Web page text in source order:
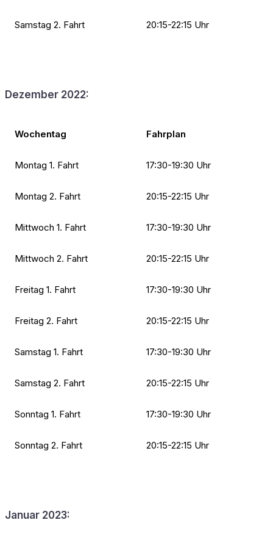
Samstag 2. Fahrt 20:15-22:15 Uhr
Dezember 2022:
Wochentag Fahrplan
Montag 1. Fahrt 17:30-19:30 Uhr
Montag 2. Fahrt 20:15-22:15 Uhr
Mittwoch 1. Fahrt 17:30-19:30 Uhr
Mittwoch 2. Fahrt 20:15-22:15 Uhr
Freitag 1. Fahrt 17:30-19:30 Uhr
Freitag 2. Fahrt 20:15-22:15 Uhr
Samstag 1. Fahrt 17:30-19:30 Uhr
Samstag 2. Fahrt 20:15-22:15 Uhr
Sonntag 1. Fahrt 17:30-19:30 Uhr
Sonntag 2. Fahrt 20:15-22:15 Uhr
Januar 2023: